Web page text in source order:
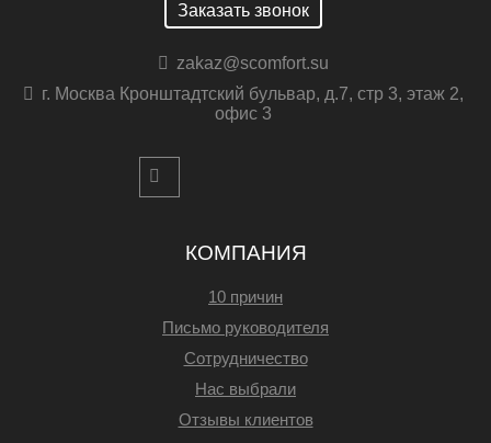
Заказать звонок
zakaz@scomfort.su
г. Москва Кронштадтский бульвар, д.7, стр 3, этаж 2,
офис 3
КОМПАНИЯ
10 причин
Письмо руководителя
Сотрудничество
Нас выбрали
Отзывы клиентов